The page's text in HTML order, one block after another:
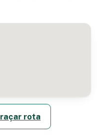
rota